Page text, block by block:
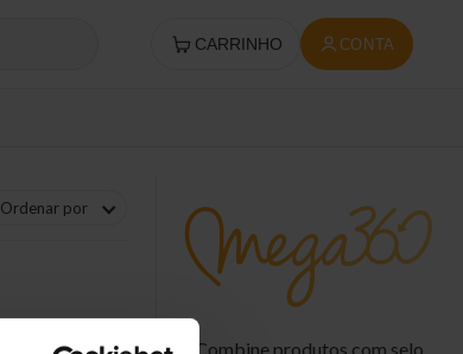
CARRINHO CONTA
Ordenar por
Combine produtos com selo